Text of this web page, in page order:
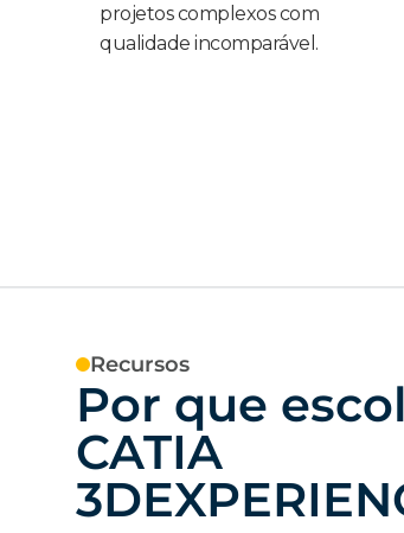
projetos complexos com
qualidade incomparável.
Recursos
Por que
CATIA